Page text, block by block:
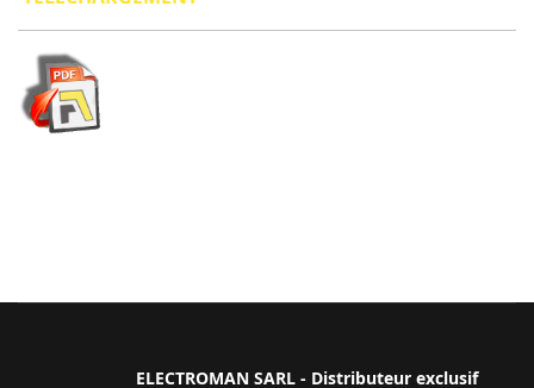
ELECTROMAN SARL - Distributeur exclusif